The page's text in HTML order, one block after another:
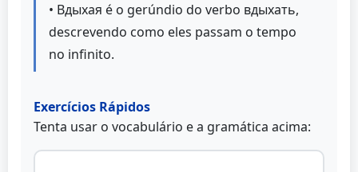
• Вдыхая é o gerúndio do verbo вдыхать,
descrevendo como eles passam o tempo
no infinito.
Exercícios Rápidos
Tenta usar o vocabulário e a gramática acima: